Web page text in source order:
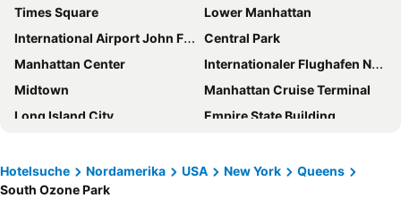
The Leo House
The Manhattan at Times Square Hotel
New York Marriott Marquis
Moxy NYC Times Square
Hampton Inn Manhattan-Chelsea
ROW NYC
Tempo by Hilton New York Times Square
The Plaza
AMTD Idea Tribeca Hotel
Wyndham Garden Chinatown
Courtyard by Marriott New York Manhattan/Times Square
Pod 51
The Washington by LuxUrban
Times Square
Lower Manhattan
International Airport John F. Kennedy
Central Park
Manhattan Center
Internationaler Flughafen Newark Liberty
Midtown
Manhattan Cruise Terminal
Long Island City
Empire State Building
SoHo
Williamsburg
Chelsea
Hotelsuche Nordamerika USA New York
Queens
South Ozone Park